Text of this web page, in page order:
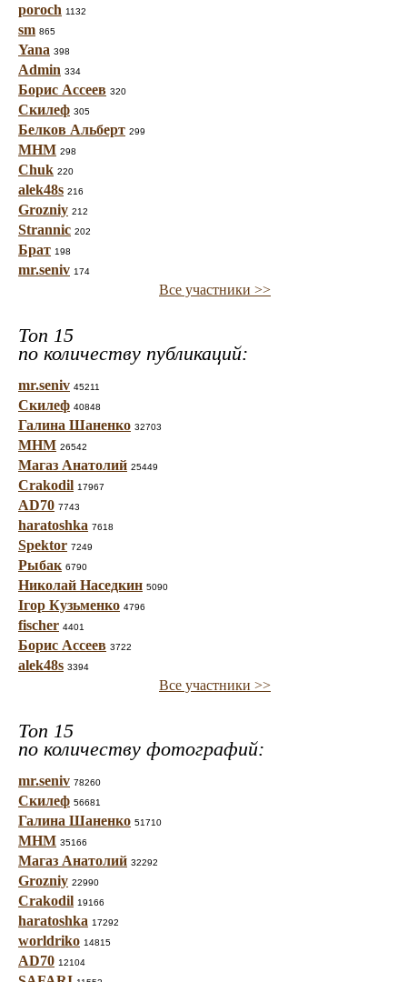
poroch 1132
sm 865
Yana 398
Admin 334
Борис Ассеев 320
Скилеф 305
Белков Альберт 299
МНМ 298
Chuk 220
alek48s 216
Grozniy 212
Strannic 202
Брат 198
mr.seniv 174
Все участники >>
Топ 15
по количеству публикаций:
mr.seniv 45211
Скилеф 40848
Галина Шаненко 32703
МНМ 26542
Магаз Анатолий 25449
Crakodil 17967
AD70 7743
haratoshka 7618
Spektor 7249
Рыбак 6790
Николай Наседкин 5090
Ігор Кузьменко 4796
fischer 4401
Борис Ассеев 3722
alek48s 3394
Все участники >>
Топ 15
по количеству фотографий:
mr.seniv 78260
Скилеф 56681
Галина Шаненко 51710
МНМ 35166
Магаз Анатолий 32292
Grozniy 22990
Crakodil 19166
haratoshka 17292
worldriko 14815
AD70 12104